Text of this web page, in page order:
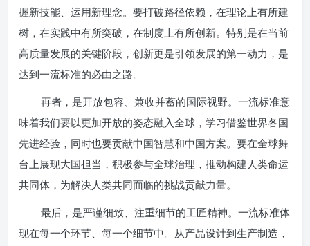
握新技能、运用新理念。要打破路径依赖，在理论上有所建
树，在实践中有所突破，在制度上有所创新。特别是在当前
高质量发展的关键阶段，创新更是引领发展的第一动力，是
达到一流标准的必由之路。
再者，是开放包容、兼收并蓄的国际视野。一流标准意
味着我们要以更加开放的姿态融入全球，学习借鉴世界各国
先进经验，同时也要贡献中国智慧和中国方案。要在全球舞
台上展现大国担当，积极参与全球治理，推动构建人类命运
共同体，为解决人类共同面临的挑战贡献力量。
最后，是严谨细致、注重细节的工匠精神。一流标准体
现在每一个环节、每一个细节中。从产品设计到生产制造，